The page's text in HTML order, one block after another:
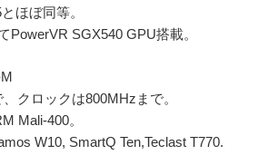
ほぼ同等。
PowerVR SGX540 GPU搭載。
クロックは800MHzまで。
Mali-400。
W10, SmartQ Ten,Teclast T770.